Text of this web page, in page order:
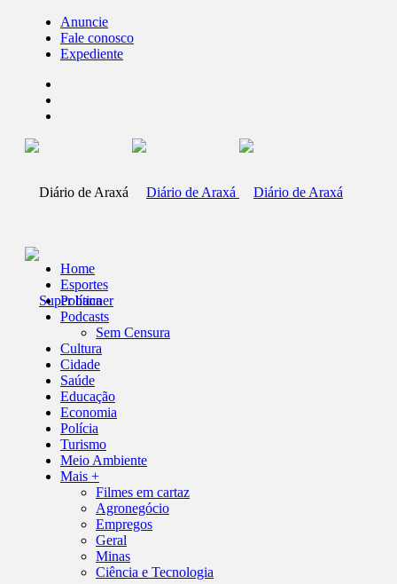
Anuncie
Fale conosco
Expediente
Home
Esportes
Política
Podcasts
Sem Censura
Cultura
Cidade
Saúde
Educação
Economia
Polícia
Turismo
Meio Ambiente
Mais +
Filmes em cartaz
Agronegócio
Empregos
Geral
Minas
Ciência e Tecnologia